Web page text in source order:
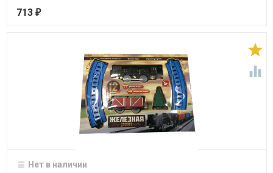
713 ₽


Нет в наличии